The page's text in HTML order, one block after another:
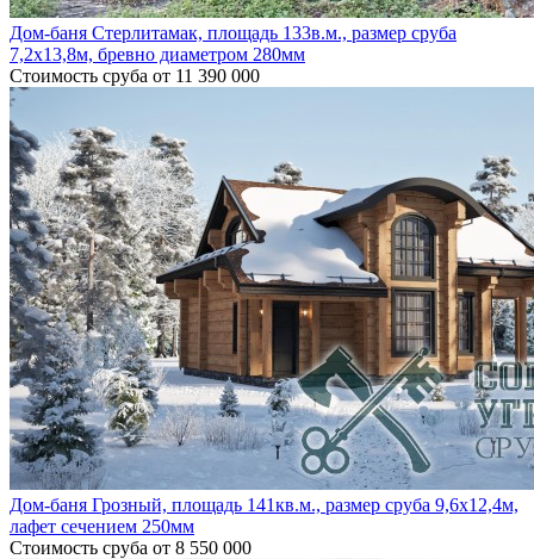
Дом-баня Стерлитамак, площадь 133в.м., размер сруба
7,2х13,8м, бревно диаметром 280мм
Стоимость сруба от 11 390 000
Дом-баня Грозный, площадь 141кв.м., размер сруба 9,6х12,4м,
лафет сечением 250мм
Стоимость сруба от 8 550 000